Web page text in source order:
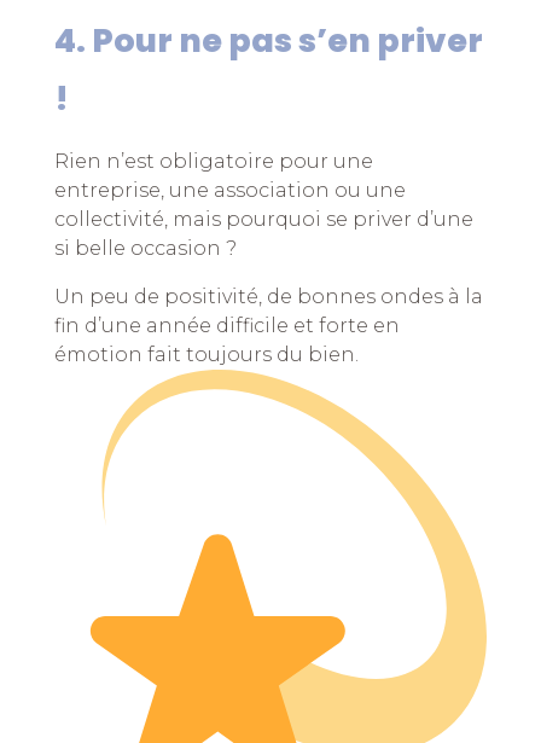
4. Pour ne pas s’en priver
!
Rien n’est obligatoire pour une
entreprise, une association ou une
collectivité, mais pourquoi se priver d’une
si belle occasion ?
Un peu de positivité, de bonnes ondes à la
fin d’une année difficile et forte en
émotion fait toujours du bien.